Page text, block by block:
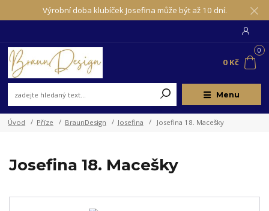
Výrobní doba klubíček Josefina může být až 10 dní.
Menu
0
0 Kč
Úvod Příze BraunDesign Josefina Josefina 18. Macešky
Josefina 18. Macešky